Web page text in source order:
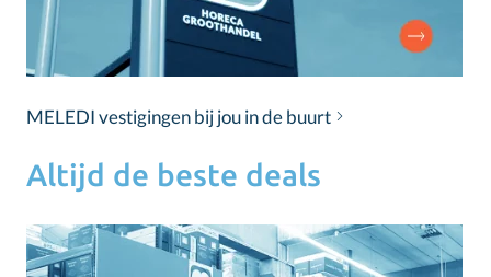
MELEDI vestigingen bij jou in de buurt
Altijd de beste deals